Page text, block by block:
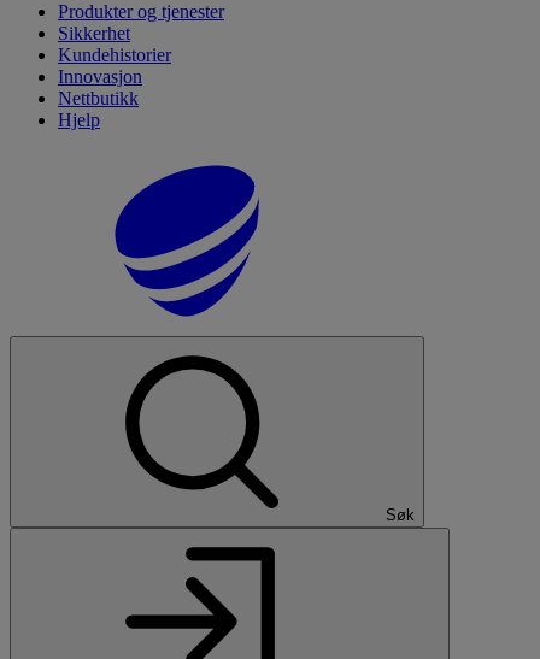
Produkter og tjenester
Sikkerhet
Kundehistorier
Innovasjon
Nettbutikk
Hjelp
Søk